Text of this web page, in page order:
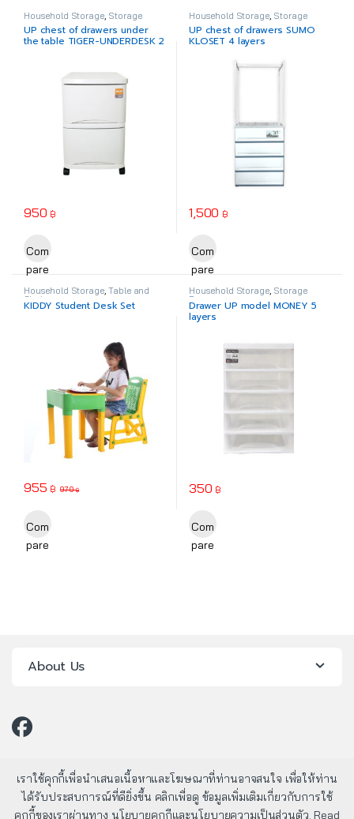
เราใช้คุกกี้เพื่อนำเสนอเนื้อหาและโฆษณาที่ท่านอาจสนใจ เพื่อให้ท่าน
ได้รับประสบการณ์ที่ดียิ่งขึ้น คลิกเพื่อดู ข้อมูลเพิ่มเติมเกี่ยวกับการใช้
คุกกี้ของเราผ่านทาง นโยบายคุกกีและนโยบายความเป็นส่วนตัว. Read
Household Storage, Storage
Drawer
UP chest of drawers under
the table TIGER-UNDERDESK 2
950 ฿
This product has multiple variants. The options may be chosen
Com
pare
Household Storage, Storage
Drawer
UP chest of drawers SUMO
KLOSET 4 layers
1,500 ฿
This product has multiple
Com
pare
Household Storage,Table and
Chair
KIDDY Student Desk Set
955 ฿ 970฿
Com
pare
Household Storage, Storage
Drawer
Drawer UP model MONEY 5
layers
350 ฿
Com
pare
About Us